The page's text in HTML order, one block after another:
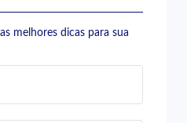
melhores dicas para sua